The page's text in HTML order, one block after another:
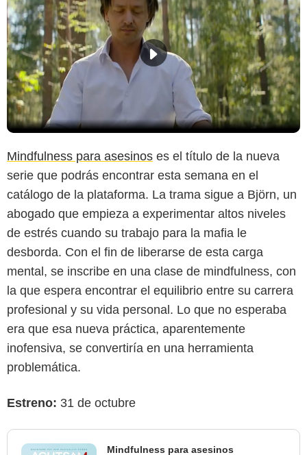
Mindfulness para asesinos es el título de la nueva
serie que podrás encontrar esta semana en el
catálogo de la plataforma. La trama sigue a Björn, un
abogado que empieza a experimentar altos niveles
de estrés cuando su trabajo para la mafia le
desborda. Con el fin de liberarse de esta carga
mental, se inscribe en una clase de mindfulness, con
la que espera encontrar el equilibrio entre su carrera
profesional y su vida personal. Lo que no esperaba
era que esa nueva práctica, aparentemente
inofensiva, se convertiría en una herramienta
problemática.
Estreno: 31 de octubre
Mindfulness para asesinos